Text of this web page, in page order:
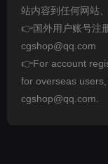
站内容到任何网站
👉国外用户账号注
cgshop@qq.com
👉For account
for overseas
cgshop@qq.com.